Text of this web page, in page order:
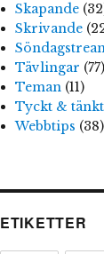
Skapande
Skrivande
Tävlingar (77)
Teman (11)
Tyckt & tänkt
Webbtips (38)
ETIKETTER